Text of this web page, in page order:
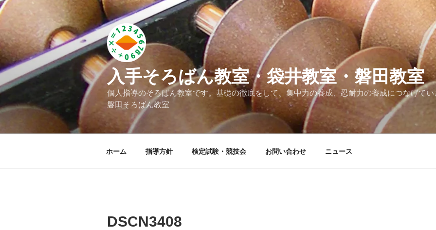
コ
ン
ン
ツ
へ
ス
キ
プ
入手そろばん教室・袋井教室・磐田教室
個人指導のそろばん教室です。基礎の徹底をして、集中力の養成、忍耐力の養成につなげて
磐田そろばん教室
ホーム 指導方針 検定試験・競技会 お問い合わせ ニュース
DSCN3408